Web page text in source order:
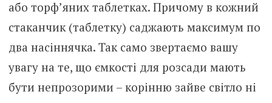
або торф’яних таблетках. Причому в кожний
стаканчик (таблетку) саджають максимум по
два насіннячка. Так само звертаємо вашу
увагу на те, що ємкості для розсади мають
бути непрозорими – корінню зайве світло ні